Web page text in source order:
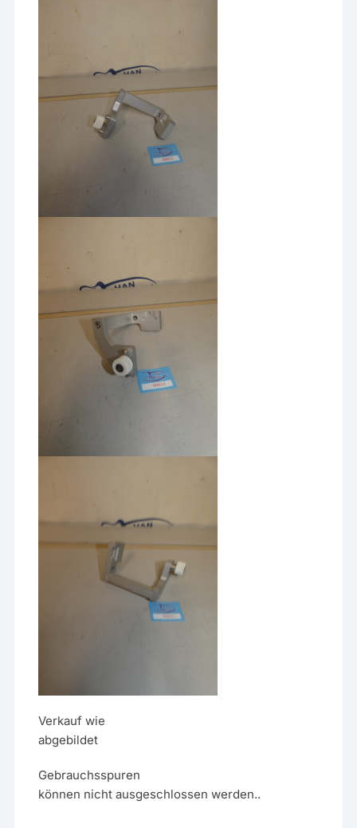
Verkauf wie
abgebildet
Gebrauchsspuren
können nicht ausgeschlossen werden..